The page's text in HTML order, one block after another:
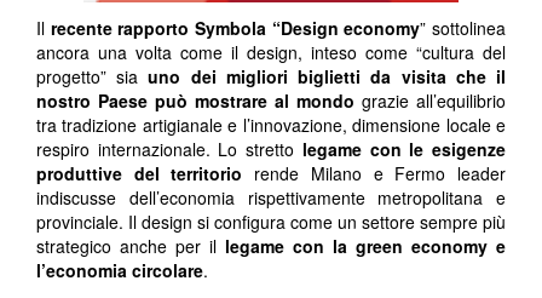
Il recente rapporto Symbola “Design economy” sottolinea
ancora una volta come il design, inteso come “cultura del
progetto” siauno dei migliori biglietti da visita che il
nostro Paese può mostrare al mondo grazie all’equilibrio
tra tradizione artigianale e l’innovazione, dimensione locale e
respiro internazionale. Lo stretto legame con le esigenze
produttive del territorio rende Milano e Fermo leader
indiscusse dell’economia rispettivamente metropolitana e
provinciale. Il design si configura come un settore sempre più
strategico anche per il legame con la green economy e
l’economia circolare.